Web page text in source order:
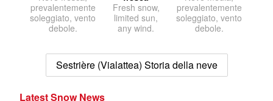
prevalentemente
soleggiato, vento
debole.
Fresh snow,
limited sun,
any wind.
prevalentemente
soleggiato, vento
debole.
Sestrière (Vialattea) Storia della neve